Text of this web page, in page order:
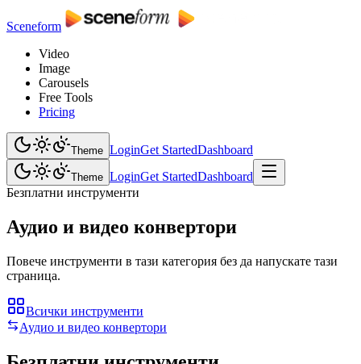
Sceneform
Video
Image
Carousels
Free Tools
Pricing
Theme LoginGet StartedDashboard
Theme LoginGet StartedDashboard
Безплатни инструменти
Аудио и видео конвертори
Повече инструменти в тази категория без да напускате тази
страница.
Всички инструменти
Аудио и видео конвертори